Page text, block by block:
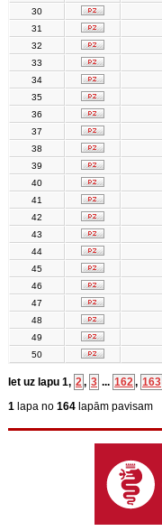
30
31
32
33
34
35
36
37
38
39
40
41
42
43
44
45
46
47
48
49
50
Iet uz lapu 1, 2, 3 ... 162, 163
1 lapa no 164 lapām pavisam